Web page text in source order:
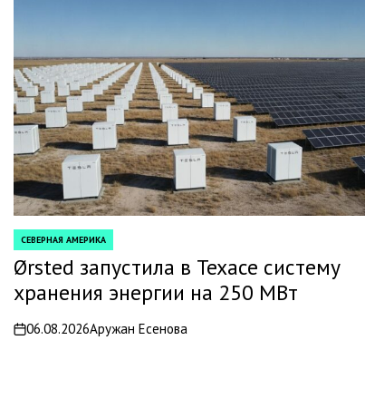
POSTED
IN
СЕВЕРНАЯ АМЕРИКА
Ørsted запустила в Техасе систему
хранения энергии на 250 МВт
on06.08.2026Аружан Есенова